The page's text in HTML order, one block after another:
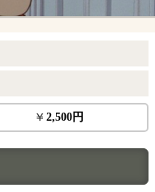
2,500円